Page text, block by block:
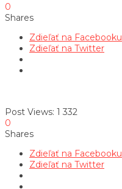
0
Shares
Zdieľať na Facebooku
Zdieľať na Twitter
Post Views: 1 332
0
Shares
Zdieľať na Facebooku
Zdieľať na Twitter